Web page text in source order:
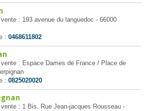
: 193 avenue du languedoc - 66000
: 0468611802
: Espace Dames de France / Place de
: 0825020020
: 1 Bis, Rue Jean-jacques Rousseau -